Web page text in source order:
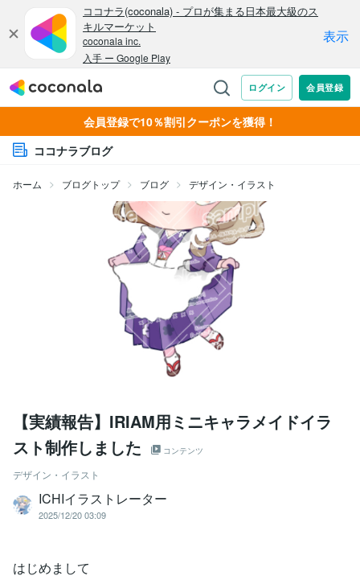
会員登録で10％割引クーポンを獲得！
ココナラブログ
ホーム ブログトップ ブログ デザイン・イラスト
【実績報告】IRIAM用ミニキャラメイドイラ
スト制作しました
コンテンツ
デザイン・イラスト
ICHIイラストレーター
2025/12/20 03:09
はじめまして